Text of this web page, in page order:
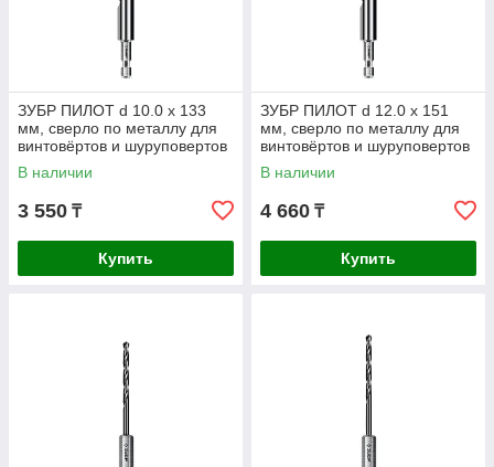
ЗУБР ПИЛОТ d 10.0 х 133
мм, сверло по металлу для
винтовёртов и шуруповертов
IMPACT READY
Профессионал
В наличии
3 550 ₸
Купить
ЗУБР ПИЛОТ d 12.0 х 151
мм, сверло по металлу для
винтовёртов и шуруповертов
IMPACT READY
Профессионал
В наличии
4 660 ₸
Купить